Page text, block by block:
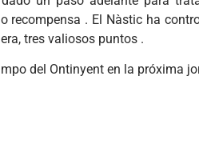
recompensa . El Nàstic ha
tres valiosos puntos .
del Ontinyent en la próxima